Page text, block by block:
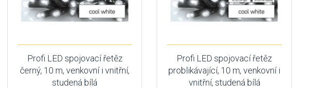
Profi LED spojovací řetěz
černý, 10 m, venkovní i vnitřní,
studená bílá
Profi LED spojovací řetěz
problikávající, 10 m, venkovní i
vnitřní, studená bílá